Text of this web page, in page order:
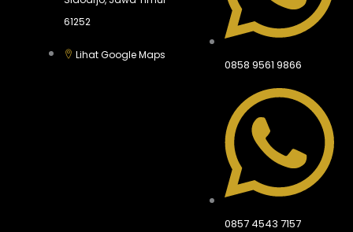
61252
Lihat Google Maps
0858 9561 9866
0857 4543 7157